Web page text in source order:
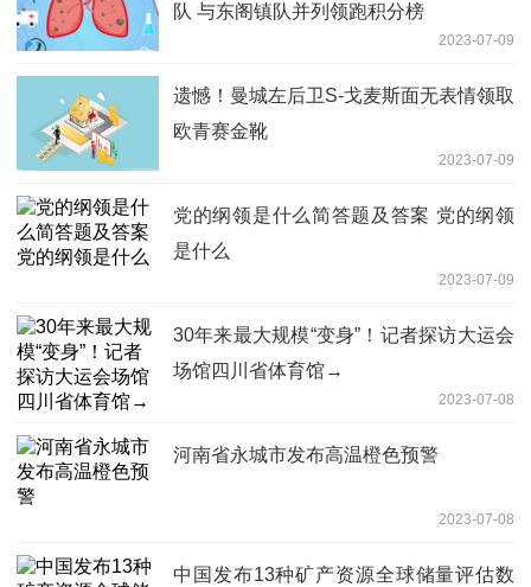
队 与东阁镇队并列领跑积分榜
2023-07-09
遗憾！曼城左后卫S-戈麦斯面无表情领取
欧青赛金靴
2023-07-09
党的纲领是什么简答题及答案 党的纲领
是什么
2023-07-09
30年来最大规模“变身”！记者探访大运会
场馆四川省体育馆→
2023-07-08
河南省永城市发布高温橙色预警
2023-07-08
中国发布13种矿产资源全球储量评估数